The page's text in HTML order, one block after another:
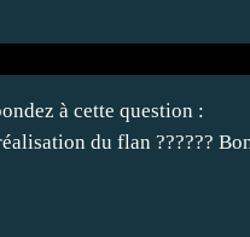
à cette question :
du flan ??????